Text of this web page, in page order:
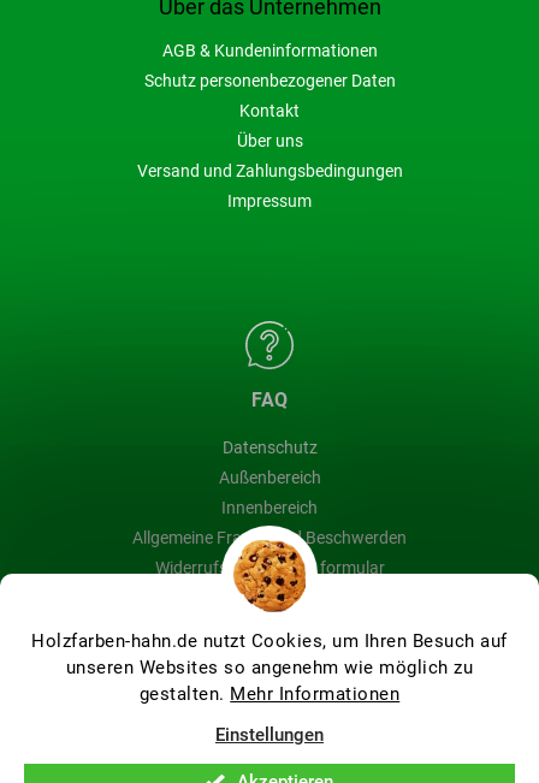
Holzfarben-hahn.de nutzt Cookies, um Ihren Besuch auf
unseren Websites so angenehm wie möglich zu
gestalten. Mehr Informationen
Einstellungen
Über das Unternehmen
AGB & Kundeninformationen
Schutz personenbezogener Daten
Kontakt
Über uns
Versand und Zahlungsbedingungen
Impressum
FAQ
Datenschutz
Außenbereich
Innenbereich
Allgemeine Fragen und Beschwerden
Widerrufsbelehrung & formular
Blog